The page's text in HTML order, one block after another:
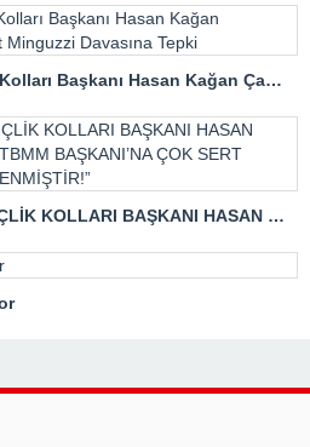
İYİ Parti Trabzon Gençlik Kolları Başkanı Hasan Kağan Çakıroğlu’ndan Mattia Ahmet Minguzzi Davasına Tepki
İYİ PARTİ TRABZON GENÇLİK KOLLARI BAŞKANI HASAN KAĞAN ÇAKIROĞLU’NDAN TBMM BAŞKANI’NA ÇOK SERT TEPKİ: “ANAYASAL SUÇ İŞLENMİŞTİR!”